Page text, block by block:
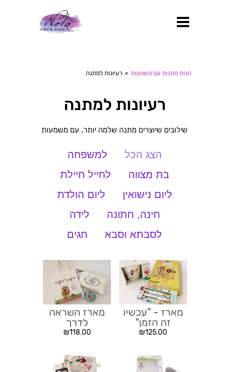
חנות מתנות עם משמעות » רעיונות למתנה
רעיונות למתנה
שילובים שיוצרים מתנה שלמה יותר, עם משמעות
הצג הכל
למשפחה
בת מצווה
לחייל חיילת
ליום נישואין
ליום הולדת
חינה, חתונה
לידה
לסבתא וסבא
חגים
מארז - "עכשיו
זה הזמן"
₪125.00
מארז השראה
לדרך
₪118.00